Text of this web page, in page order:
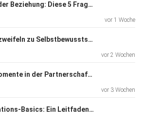
dir besser zu kommunizieren, deine
Nähe herzustellen.
Zweifel an der Beziehung: Diese 5 Fragen bringen Klarheit #194
vor 1 Woche
Von Selbstzweifeln zu Selbstbewusstsein #193
vor 2 Wochen
Schwere Momente in der Partnerschaft: Alkohol, Kontaktabbruch, Lügen, Erkrankungen #192
vor 3 Wochen
Kommunikations-Basics: Ein Leitfaden für alle, die ihre Kommunikation verbessern wollen #191